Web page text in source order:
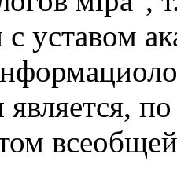
с уставом